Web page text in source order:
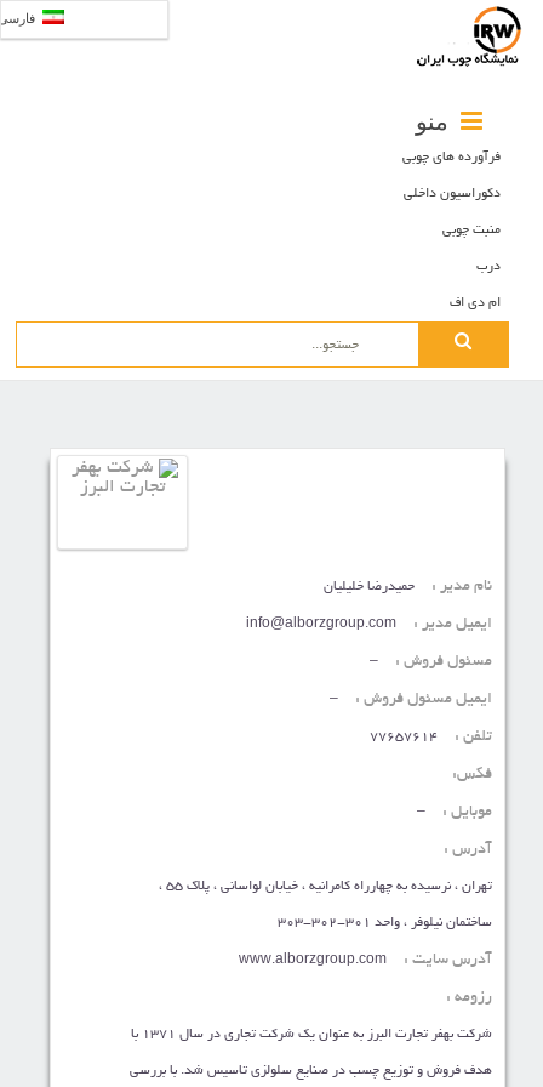
منو
فرآورده های چوبی
دکوراسیون داخلی
منبت چوبی
درب
ام دی اف
Search
نام مدیر : حمیدرضا خلیلیان
ایمیل مدیر : info@alborzgroup.com
مسئول فروش : –
ایمیل مسئول فروش : –
تلفن : 77657614
فکس:
موبایل : –
آدرس :
تهران ، نرسیده به چهارراه کامرانیه ، خیابان لواسانی ، پلاک 55 ،
ساختمان نیلوفر ، واحد 301-302-303
آدرس سایت : www.alborzgroup.com
رزومه :
شرکت بهفر تجارت البرز به عنوان یک شرکت تجاری در سال 1371 با
هدف فروش و توزیع چسب در صنایع سلولزی تاسیس شد. با بررسی